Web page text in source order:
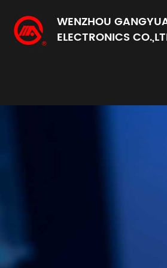
WENZHOU
ELECTRONICS